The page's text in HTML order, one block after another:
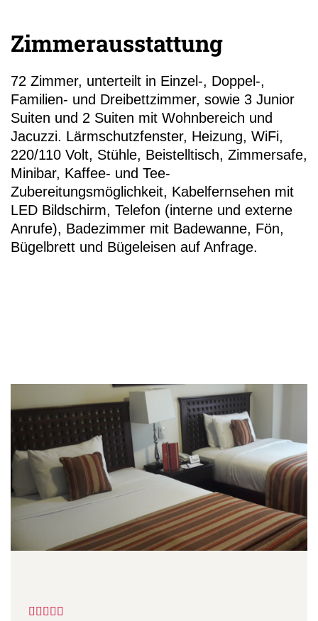
Zimmerausstattung
72 Zimmer, unterteilt in Einzel-, Doppel-,
Familien- und Dreibettzimmer, sowie 3 Junior
Suiten und 2 Suiten mit Wohnbereich und
Jacuzzi. Lärmschutzfenster, Heizung, WiFi,
220/110 Volt, Stühle, Beistelltisch, Zimmersafe,
Minibar, Kaffee- und Tee-
Zubereitungsmöglichkeit, Kabelfernsehen mit
LED Bildschirm, Telefon (interne und externe
Anrufe), Badezimmer mit Badewanne, Fön,
Bügelbrett und Bügeleisen auf Anfrage.